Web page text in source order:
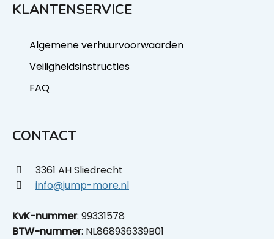
KLANTENSERVICE
Algemene verhuurvoorwaarden
Veiligheidsinstructies
FAQ
CONTACT
3361 AH Sliedrecht
info@jump-more.nl
KvK-nummer: 99331578
BTW-nummer: NL868936339B01